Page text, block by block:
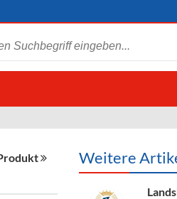
Weitere